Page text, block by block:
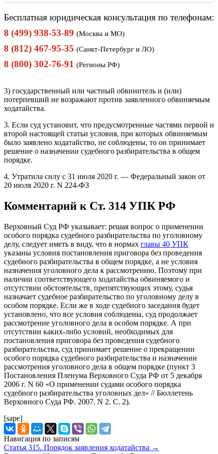
Бесплатная юридическая консультация по телефонам:
8 (499) 938-53-89 (Москва и МО)
8 (812) 467-95-35 (Санкт-Петербург и ЛО)
8 (800) 302-76-91 (Регионы РФ)
3) государственный или частный обвинитель и (или)
потерпевший не возражают против заявленного обвиняемым
ходатайства.
3. Если суд установит, что предусмотренные частями первой и
второй настоящей статьи условия, при которых обвиняемым
было заявлено ходатайство, не соблюдены, то он принимает
решение о назначении судебного разбирательства в общем
порядке.
4. Утратила силу с 31 июля 2020 г. — Федеральный закон от
20 июля 2020 г. N 224-ФЗ
Комментарий к Ст. 314 УПК РФ
Верховный Суд РФ указывает: решая вопрос о применении
особого порядка судебного разбирательства по уголовному
делу, следует иметь в виду, что в нормах главы 40 УПК
указаны условия постановления приговора без проведения
судебного разбирательства в общем порядке, а не условия
назначения уголовного дела к рассмотрению. Поэтому при
наличии соответствующего ходатайства обвиняемого и
отсутствии обстоятельств, препятствующих этому, судья
назначает судебное разбирательство по уголовному делу в
особом порядке. Если же в ходе судебного заседания будет
установлено, что все условия соблюдены, суд продолжает
рассмотрение уголовного дела в особом порядке. А при
отсутствии каких-либо условий, необходимых для
постановления приговора без проведения судебного
разбирательства, суд принимает решение о прекращении
особого порядка судебного разбирательства и назначении
рассмотрения уголовного дела в общем порядке (пункт 3
Постановления Пленума Верховного Суда РФ от 5 декабря
2006 г. N 60 «О применении судами особого порядка
судебного разбирательства уголовных дел» // Бюллетень
Верховного Суда РФ. 2007. N 2. С. 2).
[sape]
Навигация по записям
Статья 315. Порядок заявления ходатайства →